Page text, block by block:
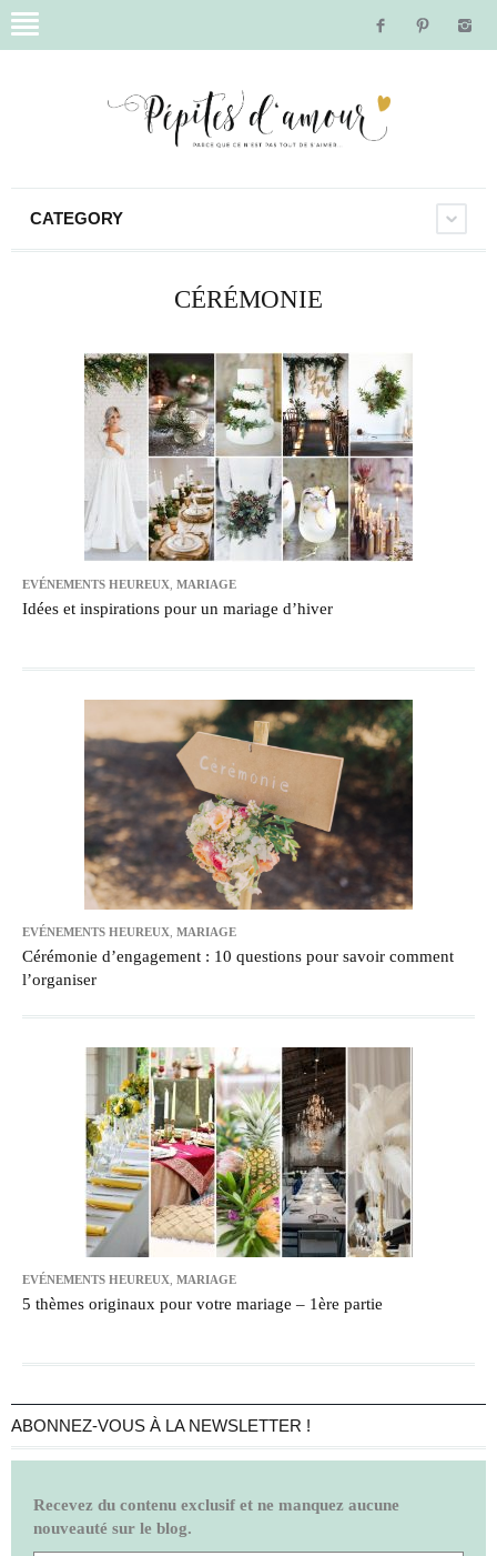
CATEGORY
CÉRÉMONIE
EVÉNEMENTS HEUREUX MARIAGE
Idées et inspirations pour un mariage d’hiver
EVÉNEMENTS HEUREUX MARIAGE
Cérémonie d’engagement : 10 questions pour savoir comment
l’organiser
EVÉNEMENTS HEUREUX MARIAGE
5 thèmes originaux pour votre mariage – 1ère partie
ABONNEZ-VOUS À LA NEWSLETTER !
Recevez du contenu exclusif et ne manquez aucune
nouveauté sur le blog.